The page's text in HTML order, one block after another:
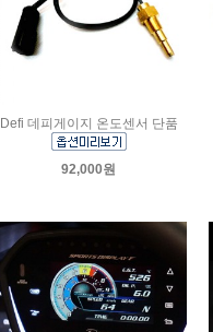
Defi 데피게이지 온도센서 단품
92,000원